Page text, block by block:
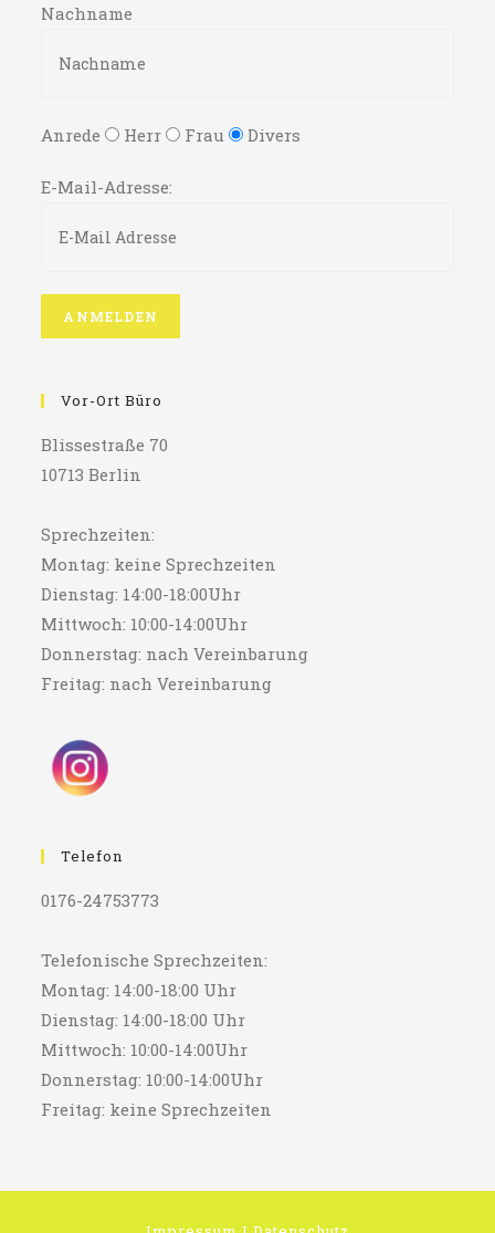
Nachname
Anrede Herr Frau Divers
E-Mail-Adresse:
Vor-Ort Büro
Blissestraße 70
10713 Berlin
Sprechzeiten:
Montag: keine Sprechzeiten
Dienstag: 14:00-18:00Uhr
Mittwoch: 10:00-14:00Uhr
Donnerstag: nach Vereinbarung
Freitag: nach Vereinbarung
Telefon
0176-24753773
Telefonische Sprechzeiten:
Montag: 14:00-18:00 Uhr
Dienstag: 14:00-18:00 Uhr
Mittwoch: 10:00-14:00Uhr
Donnerstag: 10:00-14:00Uhr
Freitag: keine Sprechzeiten